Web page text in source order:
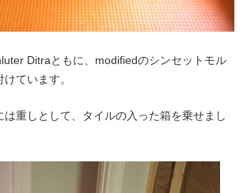
Ditraともに、modifiedのシンセットモル
ています。
は重しとして、タイルの入った箱を乗せまし